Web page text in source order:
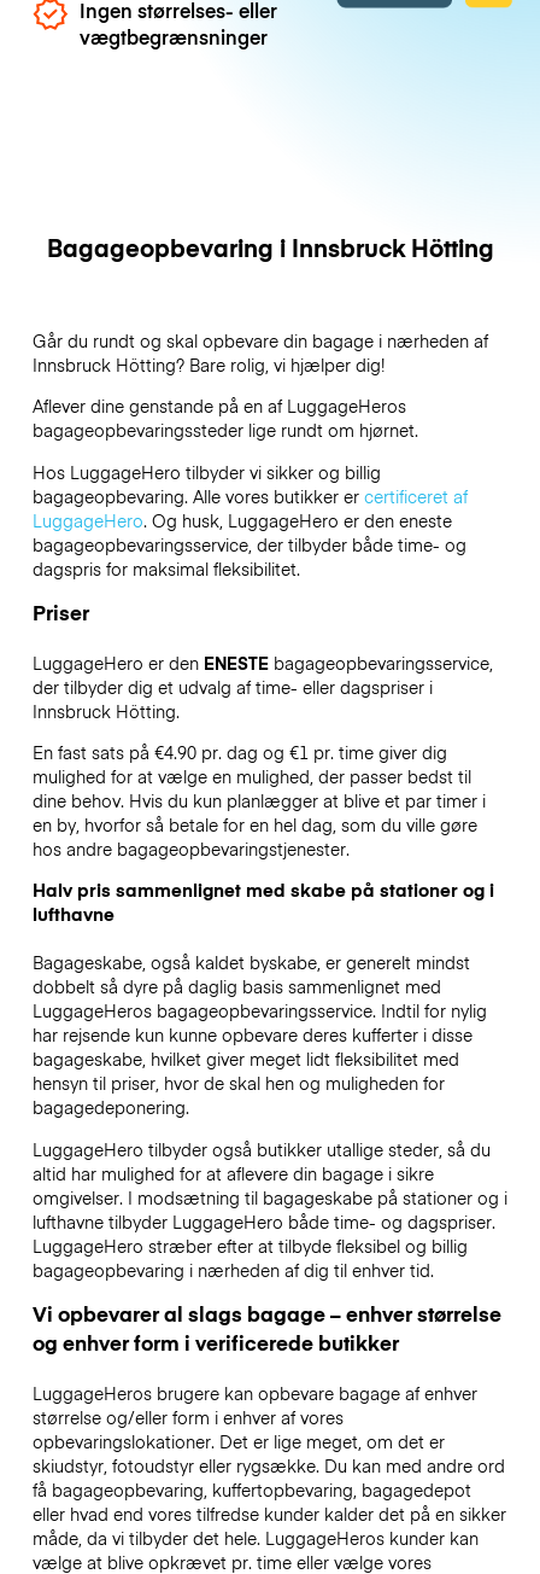
Ingen størrelses- eller
vægtbegrænsninger
Bagageopbevaring i Innsbruck Hötting
Går du rundt og skal opbevare din bagage i nærheden af
Innsbruck Hötting? Bare rolig, vi hjælper dig!
Aflever dine genstande på en af LuggageHeros
bagageopbevaringssteder lige rundt om hjørnet.
Hos LuggageHero tilbyder vi sikker og billig
bagageopbevaring. Alle vores butikker er certificeret af
LuggageHero. Og husk, LuggageHero er den eneste
bagageopbevaringsservice, der tilbyder både time- og
dagspris for maksimal fleksibilitet.
Priser
LuggageHero er den ENESTEbagageopbevaringsservice,
der tilbyder dig et udvalg af time- eller dagspriser i
Innsbruck Hötting.
En fast sats på €4.90 pr. dag og €1 pr. time giver dig
mulighed for at vælge en mulighed, der passer bedst til
dine behov. Hvis du kun planlægger at blive et par timer i
en by, hvorfor så betale for en hel dag, som du ville gøre
hos andre bagageopbevaringstjenester.
Halv pris sammenlignet med skabe på stationer og i
lufthavne
Bagageskabe, også kaldet byskabe, er generelt mindst
dobbelt så dyre på daglig basis sammenlignet med
LuggageHeros bagageopbevaringsservice. Indtil for nylig
har rejsende kun kunne opbevare deres kufferter i disse
bagageskabe, hvilket giver meget lidt fleksibilitet med
hensyn til priser, hvor de skal hen og muligheden for
bagagedeponering.
LuggageHero tilbyder også butikker utallige steder, så du
altid har mulighed for at aflevere din bagage i sikre
omgivelser. I modsætning til bagageskabe på stationer og i
lufthavne tilbyder LuggageHero både time- og dagspriser.
LuggageHero stræber efter at tilbyde fleksibel og billig
bagageopbevaring i nærheden af dig til enhver tid.
Vi opbevarer al slags bagage – enhver størrelse
og enhver form i verificerede butikker
LuggageHeros brugere kan opbevare bagage af enhver
størrelse og/eller form i enhver af vores
opbevaringslokationer. Det er lige meget, om det er
skiudstyr, fotoudstyr eller rygsække. Du kan med andre ord
få bagageopbevaring, kuffertopbevaring, bagagedepot
eller hvad end vores tilfredse kunder kalder det på en sikker
måde, da vi tilbyder det hele. LuggageHeros kunder kan
vælge at blive opkrævet pr. time eller vælge vores